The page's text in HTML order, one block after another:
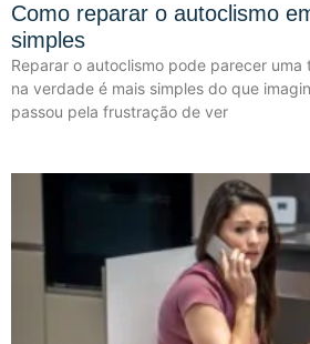
Como reparar o autoclismo
simples
Reparar o autoclismo pode parecer
na verdade é mais simples do que
passou pela frustração de ver